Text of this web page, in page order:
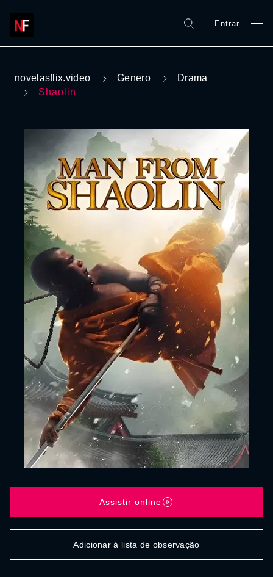
Entrar
novelasflix.video Genero
Drama
Shaolin
Assistir online
Adicionar à lista de observação